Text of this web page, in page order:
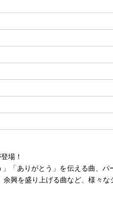
場！
「ありがとう」を伝える曲、パ
興を盛り上げる曲など、様々な